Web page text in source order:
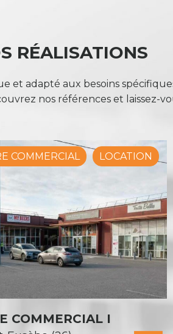
RÉALISATIONS
et adapté aux besoins
nos références et laissez-
COMMERCIAL LOCATION
COMMERCIAL I